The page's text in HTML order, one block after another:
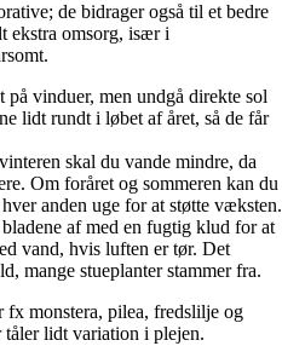
de bidrager også til et bedre
ekstra omsorg, især i
på vinduer, men undgå direkte sol
lidt rundt i løbet af året, så de får
skal du vande mindre, da
Om foråret og sommeren kan du
anden uge for at støtte væksten.
af med en fugtig klud for at
vand, hvis luften er tør. Det
mange stueplanter stammer fra.
fx monstera, pilea, fredslilje og
tåler lidt variation i plejen.